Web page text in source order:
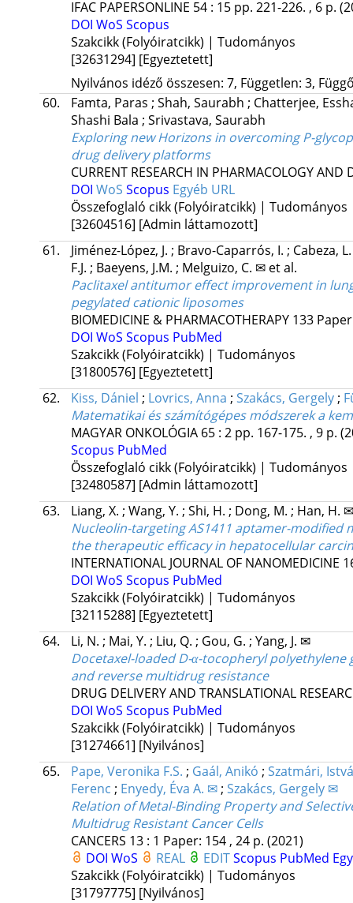
IFAC PAPERSONLINE 54: 15 pp. 221-226. , 6 p.
DOI WoS Scopus
Szakcikk (Folyóiratcikk) | Tudományos
[32631294] [Egyeztetett]
Nyilvános idéző összesen: 7, Független: 3,
60.
Famta, Paras ; Shah, Saurabh ; Chatterjee,
Shashi Bala ; Srivastava, Saurabh
Exploring new Horizons in overcoming P-
drug delivery platforms
CURRENT RESEARCH IN PHARMACOLOGY AND
DOI WoS Scopus Egyéb URL
Összefoglaló cikk (Folyóiratcikk) | Tudományos
[32604516] [Admin láttamozott]
61.
Jiménez-López, J. ; Bravo-Caparrós, I. ; Cabeza,
F.J. ; Baeyens, J.M. ; Melguizo, C. ✉ et al.
Paclitaxel antitumor effect improvement in
pegylated cationic liposomes
BIOMEDICINE & PHARMACOTHERAPY 133
DOI WoS Scopus PubMed
Szakcikk (Folyóiratcikk) | Tudományos
[31800576] [Egyeztetett]
62.
Kiss, Dániel ; Lovrics, Anna ; Szakács, Gergely;
Matematikai és számítógépes módszerek a
MAGYAR ONKOLÓGIA 65: 2 pp. 167-175. , 9 p.
Scopus PubMed
Összefoglaló cikk (Folyóiratcikk) | Tudományos
[32480587] [Admin láttamozott]
63.
Liang, X. ; Wang, Y. ; Shi, H. ; Dong, M. ; Han, H.
Nucleolin-targeting AS1411 aptamer-modified
the therapeutic efficacy in hepatocellular
INTERNATIONAL JOURNAL OF NANOMEDICINE
DOI WoS Scopus PubMed
Szakcikk (Folyóiratcikk) | Tudományos
[32115288] [Egyeztetett]
64.
Li, N. ; Mai, Y. ; Liu, Q. ; Gou, G. ; Yang, J. ✉
Docetaxel-loaded D-α-tocopheryl
and reverse multidrug resistance
DRUG DELIVERY AND TRANSLATIONAL
DOI WoS Scopus PubMed
Szakcikk (Folyóiratcikk) | Tudományos
[31274661] [Nyilvános]
65.
Pape, Veronika F.S. ; Gaál, Anikó ; Szatmári,
Ferenc ; Enyedy, Éva A. ✉; Szakács, Gergely ✉
Relation of Metal-Binding Property and
Multidrug Resistant Cancer Cells
CANCERS 13: 1 Paper: 154 , 24 p. (2021)
DOI WoS REAL EDITScopus PubMed
Szakcikk (Folyóiratcikk) | Tudományos
[31797775] [Nyilvános]